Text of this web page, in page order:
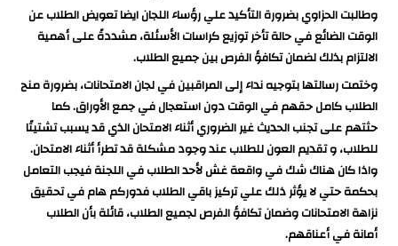
وطالبت الحزاوي بضرورة التأكيد علي رؤساء اللجان ايضا تعويض الطلاب عن
الوقت الضائع في حالة تأخر توزيع كراسات الأسئلة، مشددةً على أهمية
الالتزام بذلك لضمان تكافؤ الفرص بين جميع الطلاب.
وختمت رسالتها بتوجيه نداء إلى المراقبين في لجان الامتحانات، بضرورة منح
الطلاب كامل حقهم في الوقت دون استعجال في جمع الأوراق. كما
حثتهم على تجنب الحديث غير الضروري أثناء الامتحان الذي قد يسبب تشتيتًا
للطلاب، و تقديم العون للطلاب عند وجود مشكلة قد تطرأ أثناء الامتحان.
واذا كان هناك شك في واقعة غش لأحد الطلاب في اللجنة فيجب التعامل
بحكمة حتي لا يؤثر ذلك علي تركيز باقي الطلاب فدوركم هام في تحقيق
نزاهة الامتحانات وضمان تكافؤ الفرص لجميع الطلاب، قائلة بأن الطلاب
أمانة في أعناقهم.